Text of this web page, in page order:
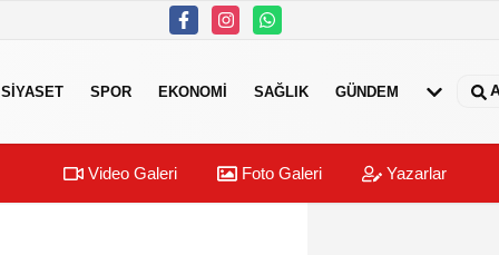
SIYASET SPOR EKONOMI SAĞLIK GÜNDEM
Video Galeri Foto Galeri Yazarlar